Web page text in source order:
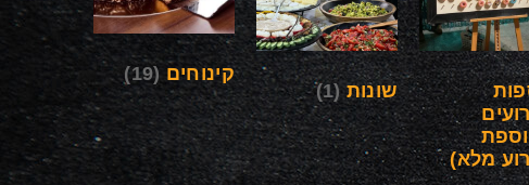
מלא)
שונות(1)
קינוחים (19)